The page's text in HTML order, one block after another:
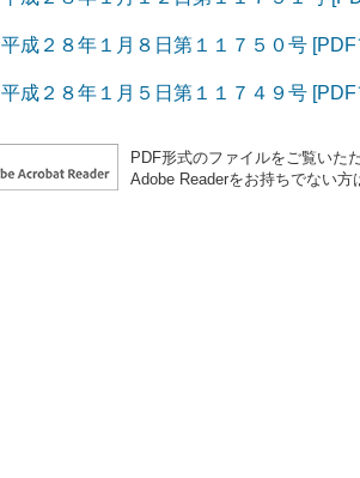
平成２８年１月８日第１１７５０号
平成２８年１月５日第１１７４９号
PDF形式のファイルをご覧いた
Adobe Readerをお持ちでない方